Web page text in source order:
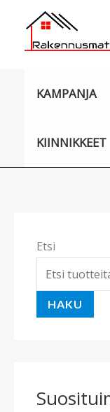
sisältöön
KAMPANJA
KIINNIKKEET
Etsi
HAKU